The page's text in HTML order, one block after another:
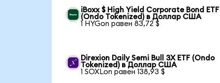
iBoxx $ High Yield Corporate Bond ETF
(Ondo Tokenized) в Доллар США
1 HYGon равен 83,72 $
Direxion Daily Semi Bull 3X ETF (Ondo
Tokenized) в Доллар США
1 SOXLon равен 138,93 $